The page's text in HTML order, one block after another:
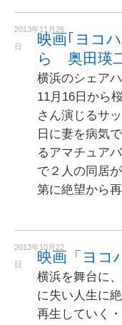
2013年11月26
日
映画｢ヨコ
ら 奥田瑛
横浜のシェア
11月16日から
さん演じるサ
日に妻を病気
るアマチュア
で２人の同居
第に絶望から
2013年10月22
日
映画「ヨコ
横浜を舞台に
に失い人生に
再生していく・